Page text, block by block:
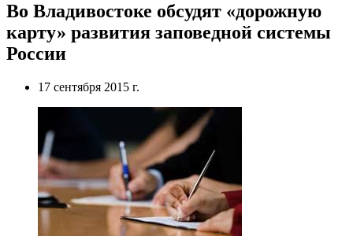
Во Владивостоке обсудят «дорожную
карту» развития заповедной системы
России
17 сентября 2015 г.